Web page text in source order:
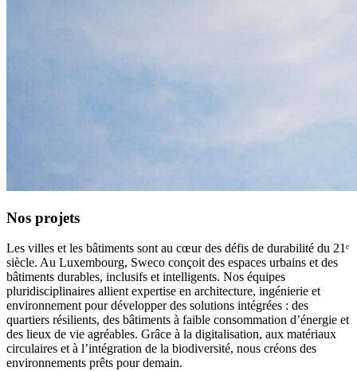
Nos projets
Les villes et les bâtiments sont au cœur des défis de durabilité du 21ᵉ
siècle. Au Luxembourg, Sweco conçoit des espaces urbains et des
bâtiments durables, inclusifs et intelligents. Nos équipes
pluridisciplinaires allient expertise en architecture, ingénierie et
environnement pour développer des solutions intégrées : des
quartiers résilients, des bâtiments à faible consommation d’énergie et
des lieux de vie agréables. Grâce à la digitalisation, aux matériaux
circulaires et à l’intégration de la biodiversité, nous créons des
environnements prêts pour demain.